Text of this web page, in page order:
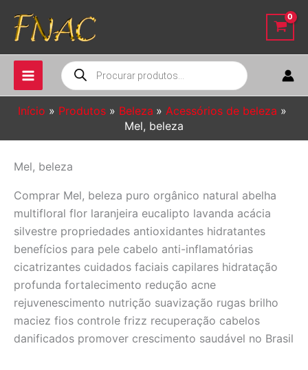
para
conteúdo
Pesquisar
produtos
Início Produtos Beleza
Acessórios de beleza
Mel, beleza
Mel, beleza
Comprar Mel, beleza puro orgânico natural abelha
multifloral flor laranjeira eucalipto lavanda acácia
silvestre propriedades antioxidantes hidratantes
benefícios para pele cabelo anti-inflamatórias
cicatrizantes cuidados faciais capilares hidratação
profunda fortalecimento redução acne
rejuvenescimento nutrição suavização rugas brilho
maciez fios controle frizz recuperação cabelos
danificados promover crescimento saudável no Brasil